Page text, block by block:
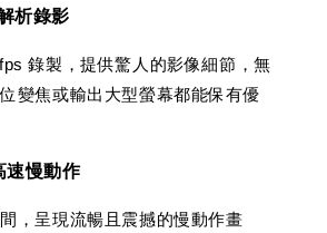
析錄影
錄製，提供驚人的影像細節，無
變焦或輸出大型螢幕都能保有優
速慢動作
，呈現流暢且震撼的慢動作畫